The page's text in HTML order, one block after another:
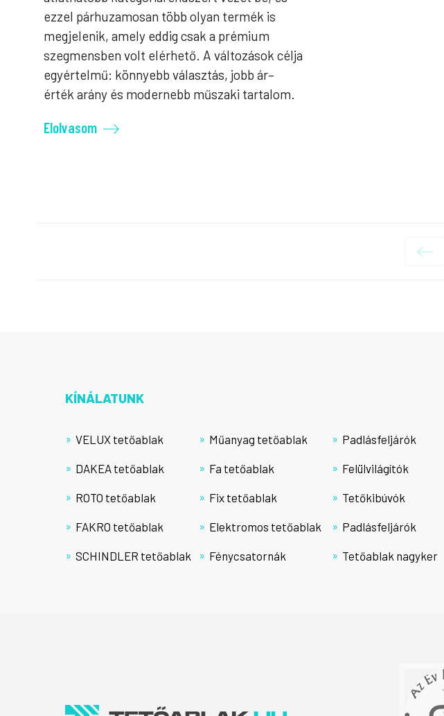
ezzel párhuzamosan több olyan termék is
megjelenik, amely eddig csak a prémium
szegmensben volt elérhető. A változások célja
egyértelmű: könnyebb választás, jobb ár–
érték arány és modernebb műszaki tartalom.
Elolvasom
KÍNÁLATUNK
VELUX tetőablak
DAKEA tetőablak
ROTO tetőablak
FAKRO tetőablak
SCHINDLER tetőablak
Műanyag tetőablak
Fa tetőablak
Fix tetőablak
Elektromos tetőablak
Fénycsatornák
Padlásfeljárók
Felülvilágítók
Tetőkibúvók
Padlásfeljárók
Tetőablak nagyker